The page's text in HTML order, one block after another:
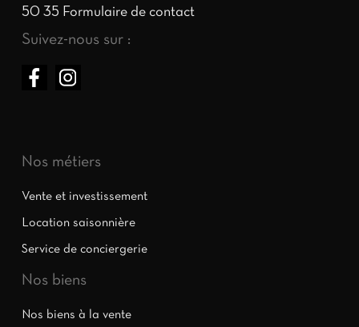
50 35 Formulaire de contact
Suivez-nous sur :
Nos métiers
Vente et investissement
Location saisonnière
Service de conciergerie
Nos biens
Nos biens à la vente